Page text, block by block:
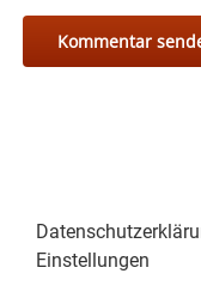
Einstellungen